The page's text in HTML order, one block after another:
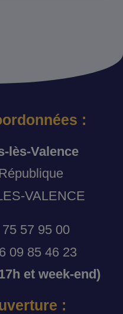
:
lès-Valence
VALENCE
57 95 00
09 85 46 23
et week-end)
: